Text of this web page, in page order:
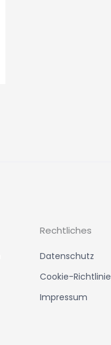
Rechtliches
Datenschutz
Cookie-Richtlinie
Impressum